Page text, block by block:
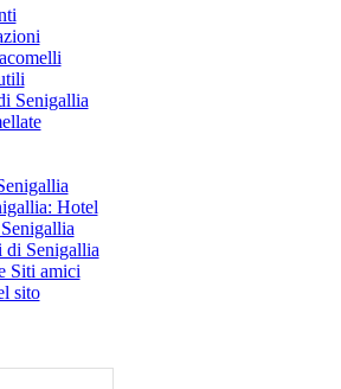
Senigallia
Hotel
di Senigallia
Siti amici
sito